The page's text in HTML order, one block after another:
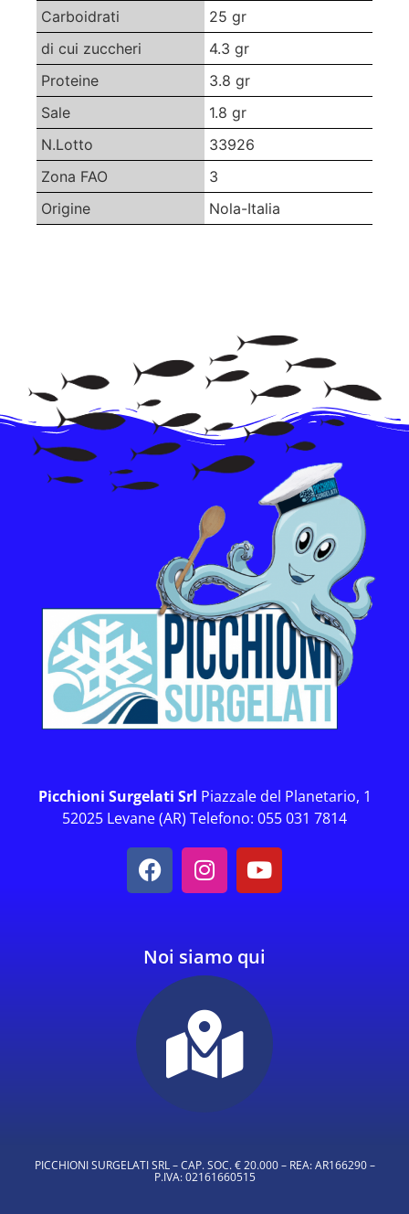
Carboidrati
25 gr
di cui zuccheri
4.3 gr
Proteine
3.8 gr
Sale
1.8 gr
N.Lotto
33926
Zona FAO
3
Origine
Nola-Italia
Picchioni Surgelati Srl Piazzale del Planetario, 1
52025 Levane (AR) Telefono: 055 031 7814
Noi siamo qui
PICCHIONI SURGELATI SRL – CAP. SOC. € 20.000 – REA: AR166290 –
P.IVA: 02161660515